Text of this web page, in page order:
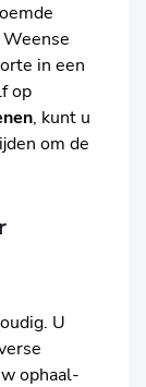
in een
op
, kunt u
om de
U
ophaal-